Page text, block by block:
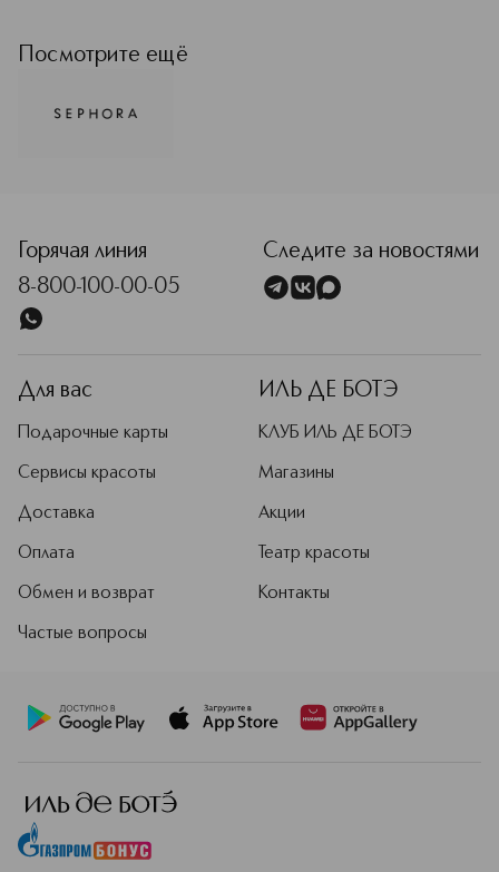
безграничная сила красоты,
инноваций, доступности,
того, чтобы вы могли подчеркнуть
свою уникальность, придать сияние
и новые краски каждому дню.
Посмотрите ещё
Горячая линия
8-800-100-00-05
Следите за новостями
Для вас
Подарочные карты
Сервисы красоты
Доставка
Оплата
Обмен и возврат
Частые вопросы
ИЛЬ ДЕ БОТЭ
КЛУБ ИЛЬ ДЕ БОТЭ
Магазины
Акции
Театр красоты
Контакты